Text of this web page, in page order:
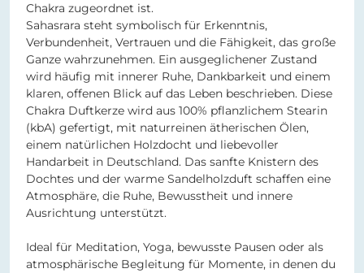
Chakra zugeordnet ist.
Sahasrara steht symbolisch für Erkenntnis,
Verbundenheit, Vertrauen und die Fähigkeit, das große
Ganze wahrzunehmen. Ein ausgeglichener Zustand
wird häufig mit innerer Ruhe, Dankbarkeit und einem
klaren, offenen Blick auf das Leben beschrieben. Diese
Chakra Duftkerze wird aus 100% pflanzlichem Stearin
(kbA) gefertigt, mit naturreinen ätherischen Ölen,
einem natürlichen Holzdocht und liebevoller
Handarbeit in Deutschland. Das sanfte Knistern des
Dochtes und der warme Sandelholzduft schaffen eine
Atmosphäre, die Ruhe, Bewusstheit und innere
Ausrichtung unterstützt.
Ideal für Meditation, Yoga, bewusste Pausen oder als
atmosphärische Begleitung für Momente, in denen du